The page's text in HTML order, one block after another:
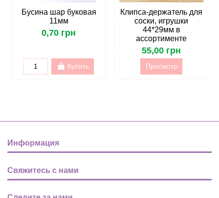
Бусина шар буковая
11мм
0,70 грн
Купить
Клипса-держатель для
соски, игрушки
44*29мм в
ассортименте
55,00 грн
Просмотр
Информация
Свяжитесь с нами